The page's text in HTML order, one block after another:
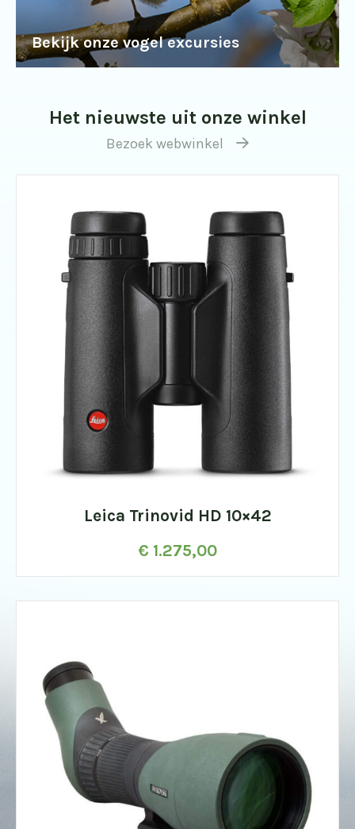
Bekijk onze vogel excursies
Het nieuwste uit onze winkel
Bezoek webwinkel
Leica Trinovid HD 10×42
€ 1.275,00